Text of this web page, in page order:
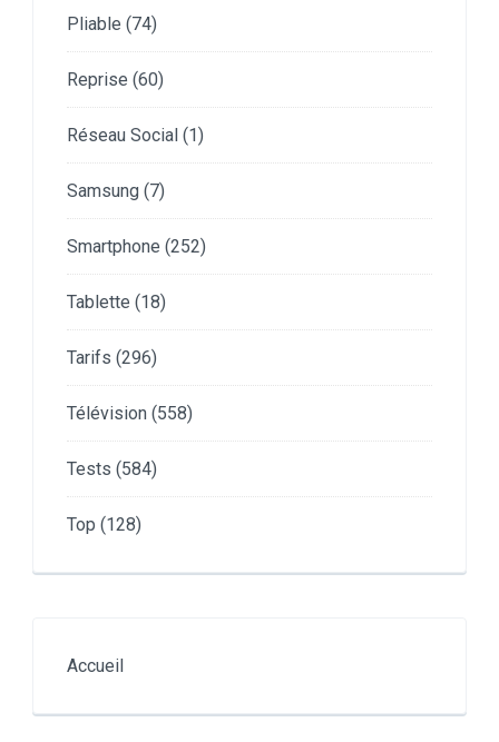
Pliable (74)
Reprise (60)
Réseau Social (1)
Samsung (7)
Smartphone (252)
Tablette (18)
Tarifs (296)
Télévision (558)
Tests (584)
Top (128)
Accueil